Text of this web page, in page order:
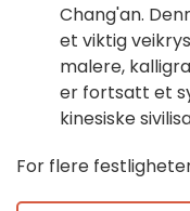
Chang'an.
et viktig
malere,
er fortsatt et
kinesiske
For flere